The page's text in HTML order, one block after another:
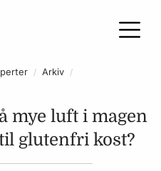
Arkiv
mye luft i magen
glutenfri kost?